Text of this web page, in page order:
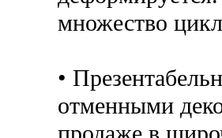
множество
•
отменными